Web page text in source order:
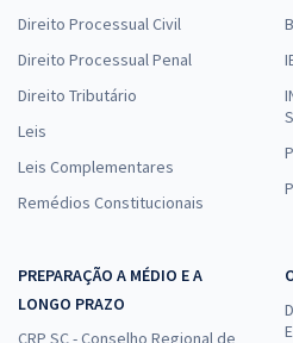
Direito Processual Civil
Direito Processual Penal
Direito Tributário
Leis
Leis Complementares
Remédios Constitucionais
PREPARAÇÃO A MÉDIO E A
LONGO PRAZO
CRP SC - Conselho Regional de